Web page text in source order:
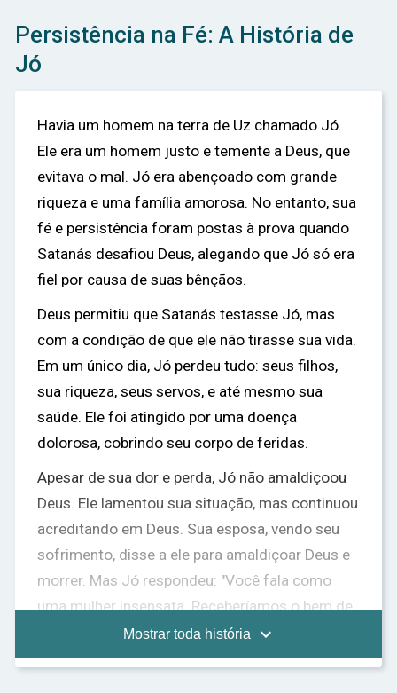
Persistência na Fé: A História de
Jó
Havia um homem na terra de Uz chamado Jó.
Ele era um homem justo e temente a Deus, que
evitava o mal. Jó era abençoado com grande
riqueza e uma família amorosa. No entanto, sua
fé e persistência foram postas à prova quando
Satanás desafiou Deus, alegando que Jó só era
fiel por causa de suas bênçãos.
Deus permitiu que Satanás testasse Jó, mas
com a condição de que ele não tirasse sua vida.
Em um único dia, Jó perdeu tudo: seus filhos,
sua riqueza, seus servos, e até mesmo sua
saúde. Ele foi atingido por uma doença
dolorosa, cobrindo seu corpo de feridas.
Apesar de sua dor e perda, Jó não amaldiçoou
Deus. Ele lamentou sua situação, mas continuou
acreditando em Deus. Sua esposa, vendo seu
sofrimento, disse a ele para amaldiçoar Deus e
morrer. Mas Jó respondeu: "Você fala como
uma mulher insensata. Receberíamos o bem de
Deus e não receberíamos o mal?" Em tudo isso,
Jó não pecou com seus lábios.
Mostrar toda história 